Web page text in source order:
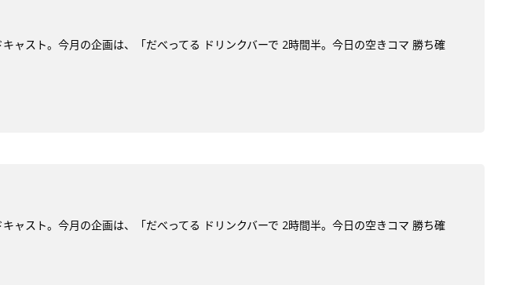
ャスト。今月の企画は、「だべってる ドリンクバーで 2時間半。今日の空きコマ 勝ち確
ャスト。今月の企画は、「だべってる ドリンクバーで 2時間半。今日の空きコマ 勝ち確